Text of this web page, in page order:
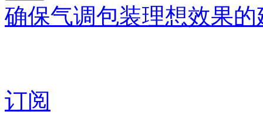
确保气调包装理想效果的
订阅